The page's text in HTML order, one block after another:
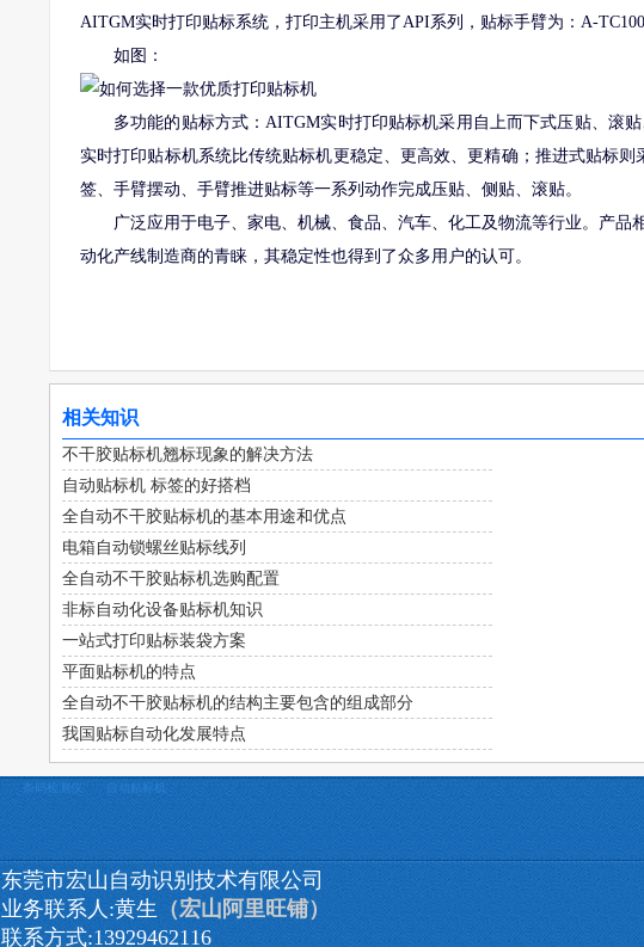
AITGM实时打印贴标系统，打印主机采用了API系列，贴标手臂为：A-
如图：
多功能的贴标方式：AITGM实时打印贴标机采用自上而下式压贴、滚
实时打印贴标机系统比传统贴标机更稳定、更高效、更精确；推进式贴标
签、手臂摆动、手臂推进贴标等一系列动作完成压贴、侧贴、滚贴。
广泛应用于电子、家电、机械、食品、汽车、化工及物流等行业。产品
动化产线制造商的青睐，其稳定性也得到了众多用户的认可。
相关知识
不干胶贴标机翘标现象的解决方法
自动贴标机 标签的好搭档
全自动不干胶贴标机的基本用途和优点
电箱自动锁螺丝贴标线列
全自动不干胶贴标机选购配置
非标自动化设备贴标机知识
一站式打印贴标装袋方案
平面贴标机的特点
全自动不干胶贴标机的结构主要包含的组成部分
我国贴标自动化发展特点
条码检测仪 自动贴标机
东莞市宏山自动识别技术有限公司
业务联系人:黄生 （宏山阿里旺铺）
联系方式:13929462116